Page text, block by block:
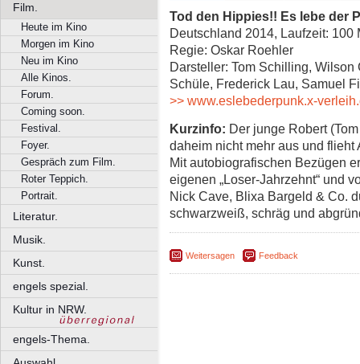
Film.
Heute im Kino
Morgen im Kino
Neu im Kino
Alle Kinos.
Forum.
Coming soon.
Festival.
Foyer.
Gespräch zum Film.
Roter Teppich.
Portrait.
Literatur.
Musik.
Kunst.
engels spezial.
Kultur in NRW.
engels-Thema.
Tod den Hippies!! Es lebe der
Deutschland 2014, Laufzeit: 100
Regie: Oskar Roehler
Darsteller: Tom Schilling,
Schüle, Frederick Lau, Samuel
>> www.eslebederpunk.x-
Kurzinfo: Der junge Robert
daheim nicht mehr aus und
Mit autobiografischen Bezügen
eigenen „Loser-Jahrzehnt“ und
Nick Cave, Blixa Bargeld & Co.
schwarzweiß, schräg und
Weitersagen Feedback